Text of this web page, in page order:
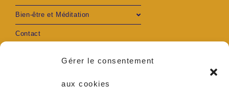
Gérer le consentement
aux cookies
Bien-être et Méditation
Contact